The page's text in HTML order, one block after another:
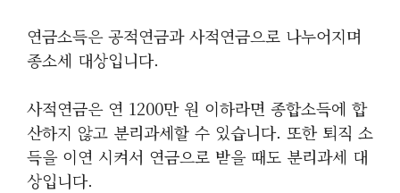
연금소득은 공적연금과 사적연금으로 나누어지며
종소세 대상입니다.
사적연금은 연 1200만 원 이하라면 종합소득에 합
산하지 않고 분리과세할 수 있습니다. 또한 퇴직 소
득을 이연 시켜서 연금으로 받을 때도 분리과세 대
상입니다.